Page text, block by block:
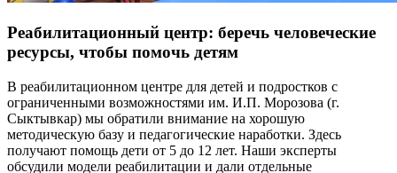
Реабилитационный центр: беречь человеческие
ресурсы, чтобы помочь детям
В реабилитационном центре для детей и подростков с
ограниченными возможностями им. И.П. Морозова (г.
Сыктывкар) мы обратили внимание на хорошую
методическую базу и педагогические наработки. Здесь
получают помощь дети от 5 до 12 лет. Наши эксперты
обсудили модели реабилитации и дали отдельные